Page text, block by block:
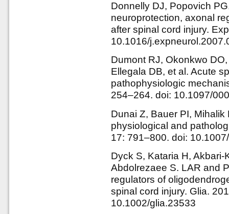
Donnelly DJ, Popovich
neuroprotection, axonal
after spinal cord injury.
10.1016/
Dumont RJ, Okonkwo
Ellegala DB, et al. Acute
pathophysiologic
254–264. doi: 10.1097/
Dunai Z, Bauer PI,
physiological and
17: 791–800. doi:
Dyck S, Kataria H,
Abdolrezaee S. LAR and
regulators of
spinal cord injury. Glia.
10.1002/glia.23533